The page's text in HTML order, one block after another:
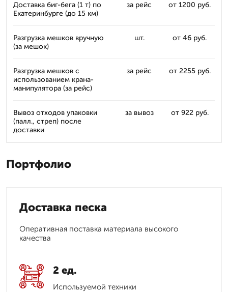
Доставка биг-бега (1 т) по
Екатеринбурге (до 15 км)
за рейс от 1200 руб.
Разгрузка мешков вручную
(за мешок)
шт. от 46 руб.
Разгрузка мешков с
использованием крана-
манипулятора (за рейс)
за рейс от 2255 руб.
Вывоз отходов упаковки
(палл., стреп) после
доставки
за вывоз от 922 руб.
Портфолио
Доставка песка
Оперативная поставка материала высокого
качества
2 ед.
Используемой техники